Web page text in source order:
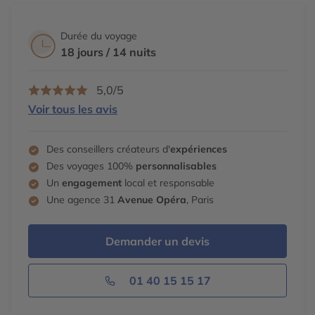
Durée du voyage
18 jours / 14 nuits
5,0/5
Voir tous les avis
Des conseillers créateurs d'expériences
Des voyages 100% personnalisables
Un engagement local et responsable
Une agence 31 Avenue Opéra, Paris
Demander un devis
01 40 15 15 17